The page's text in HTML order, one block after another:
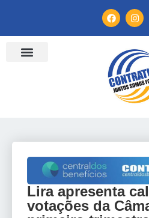
Lira apresenta
votações da